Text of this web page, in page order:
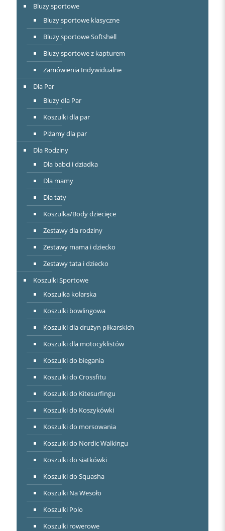
Bluzy sportowe
Bluzy sportowe klasyczne
Bluzy sportowe Softshell
Bluzy sportowe z kapturem
Zamówienia Indywidualne
Dla Par
Bluzy dla Par
Koszulki dla par
Piżamy dla par
Dla Rodziny
Dla babci i dziadka
Dla mamy
Dla taty
Koszulka/Body dziecięce
Zestawy dla rodziny
Zestawy mama i dziecko
Zestawy tata i dziecko
Koszulki Sportowe
Koszulka kolarska
Koszulki bowlingowa
Koszulki dla drużyn piłkarskich
Koszulki dla motocyklistów
Koszulki do biegania
Koszulki do Crossfitu
Koszulki do Kitesurfingu
Koszulki do Koszykówki
Koszulki do morsowania
Koszulki do Nordic Walkingu
Koszulki do siatkówki
Koszulki do Squasha
Koszulki Na Wesoło
Koszulki Polo
Koszulki rowerowe